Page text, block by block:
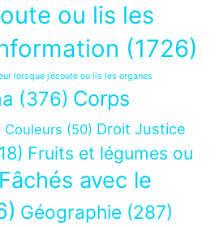
ou lis les
(1726)
lorsque j’écoute ou lis les organes
(376) Corps
Couleurs (50) Droit Justice
Fruits et légumes ou
Fâchés avec le
Géographie (287)